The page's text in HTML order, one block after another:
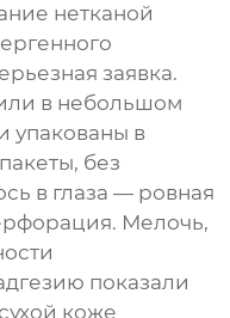
нетканой
заявка.
в небольшом
упакованы в
без
в глаза — ровная
Мелочь,
показали
коже